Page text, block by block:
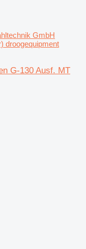
GmbH
droogequipment
G-130 Ausf. MT